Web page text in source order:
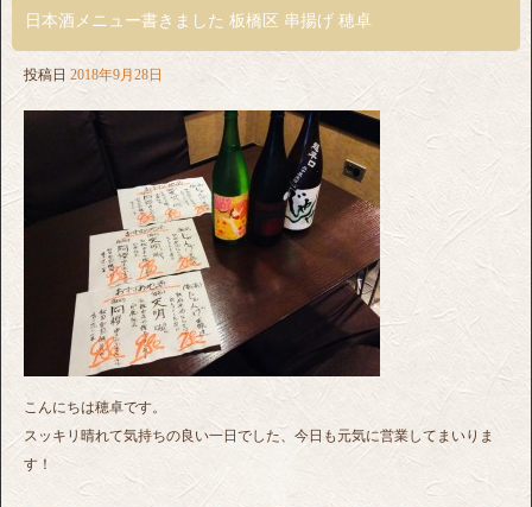
日本酒メニュー書きました 板橋区 串揚げ 穂卓
投稿日 2018年9月28日
こんにちは穂卓です。
スッキリ晴れて気持ちの良い一日でした、今日も元気に営業してまいりま
す！